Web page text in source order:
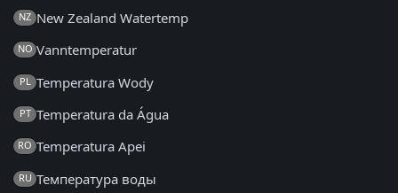
NZ New Zealand Watertemp
NO Vanntemperatur
PL Temperatura Wody
PT Temperatura da Água
RO Temperatura Apei
RU Температура воды